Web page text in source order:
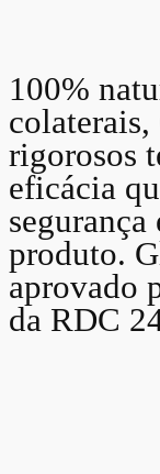
100%
rigorosos
eficácia
produto.
aprovado
da RDC